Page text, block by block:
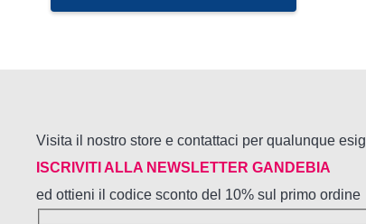
scelte
nella
del
prodotto
Visita il nostro store e contattaci per qualunque
ISCRIVITI ALLA NEWSLETTER GANDEBIA
ed ottieni il codice sconto del 10% sul primo ordine